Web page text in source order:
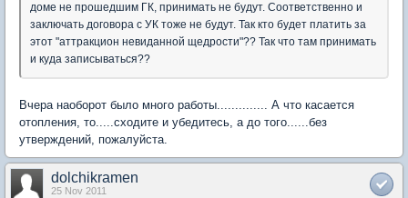
доме не прошедшим ГК, принимать не будут. Соответственно и
заключать договора с УК тоже не будут. Так кто будет платить за
этот "аттракцион невиданной щедрости"?? Так что там принимать
и куда записываться??
Вчера наоборот было много работы.............. А что касается
отопления, то.....сходите и убедитесь, а до того......без
утверждений, пожалуйста.
dolchikramen
25 Nov 2011